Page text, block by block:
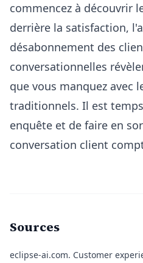
commencez à découvrir
derrière la satisfaction,
désabonnement des
conversationnelles
que vous manquez avec
traditionnels. Il est
enquête et de faire en
conversation client
Sources
eclipse-ai.com. Customer